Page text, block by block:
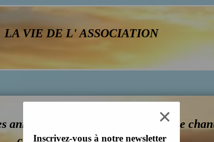
Inscrivez-vous à notre newsletter
LA VIE DE L' ASSOCIATION
annuelles, mais aussi reportages de